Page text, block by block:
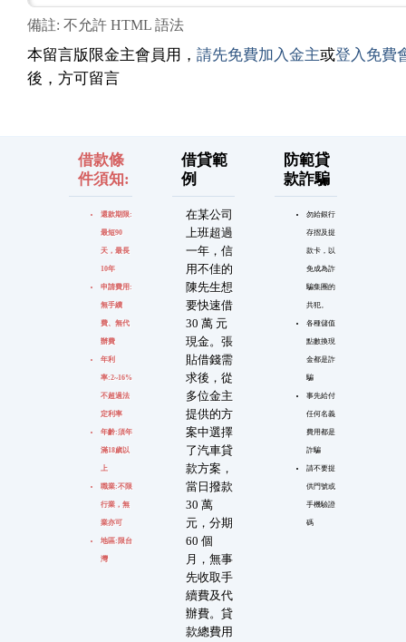
備註: 不允許 HTML 語法
本留言版限金主會員用， 請先免費加入金主或登入免費
後，方可留言
借款條
件須知:
還款期限:
最短90
天，最長
10年
申請費用:
無手續
費、無代
辦費
年利
率:2~16%
不超過法
定利率
年齡:須年
滿18歲以
上
職業:不限
行業，無
業亦可
地區:限台
灣
借貸範
例
在某公司
上班超過
一年，信
用不佳的
陳先生想
要快速借
30 萬 元
現金。張
貼借錢需
求後，從
多位金主
提供的方
案中選擇
了汽車貸
款方案，
當日撥款
30 萬
元，分期
60 個
月，無事
先收取手
續費及代
辦費。貸
款總費用
防範貸
款詐騙
勿給銀行
存摺及提
款卡，以
免成為詐
騙集團的
共犯。
各種儲值
點數換現
金都是詐
騙
事先給付
任何名義
費用都是
詐騙
請不要提
供門號或
手機驗證
碼